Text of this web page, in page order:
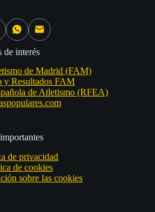
de interés
de Madrid (FAM)
y Resultados FAM
de Atletismo (RFEA)
de privacidad
de cookies
sobre las cookies